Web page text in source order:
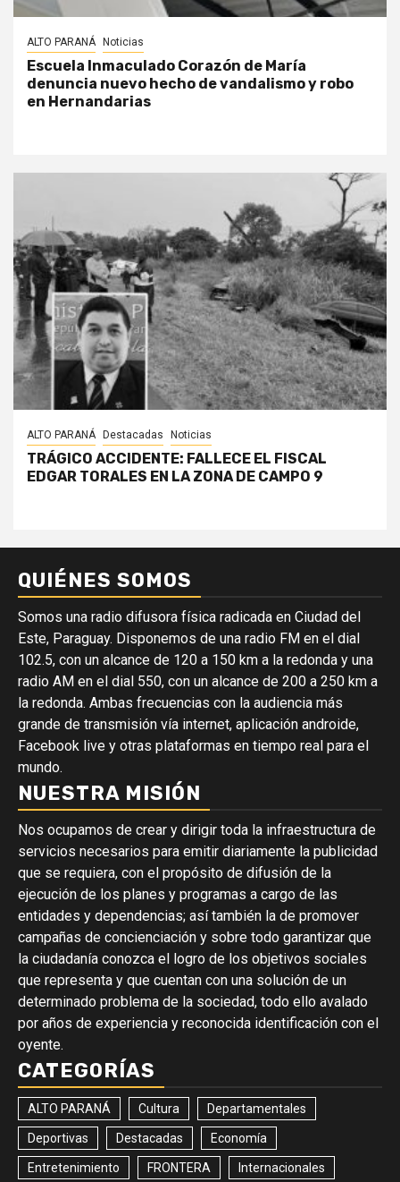
ALTO PARANÁ Noticias
Escuela Inmaculado Corazón de María
denuncia nuevo hecho de vandalismo y robo
en Hernandarias
ALTO PARANÁ Destacadas Noticias
TRÁGICO ACCIDENTE: FALLECE EL FISCAL
EDGAR TORALES EN LA ZONA DE CAMPO 9
QUIÉNES SOMOS
Somos una radio difusora física radicada en Ciudad del
Este, Paraguay. Disponemos de una radio FM en el dial
102.5, con un alcance de 120 a 150 km a la redonda y una
radio AM en el dial 550, con un alcance de 200 a 250 km a
la redonda. Ambas frecuencias con la audiencia más
grande de transmisión vía internet, aplicación androide,
Facebook live y otras plataformas en tiempo real para el
mundo.
NUESTRA MISIÓN
Nos ocupamos de crear y dirigir toda la infraestructura de
servicios necesarios para emitir diariamente la publicidad
que se requiera, con el propósito de difusión de la
ejecución de los planes y programas a cargo de las
entidades y dependencias; así también la de promover
campañas de concienciación y sobre todo garantizar que
la ciudadanía conozca el logro de los objetivos sociales
que representa y que cuentan con una solución de un
determinado problema de la sociedad, todo ello avalado
por años de experiencia y reconocida identificación con el
oyente.
CATEGORÍAS
ALTO PARANÁ Cultura Departamentales
Deportivas Destacadas Economía
Entretenimiento FRONTERA Internacionales